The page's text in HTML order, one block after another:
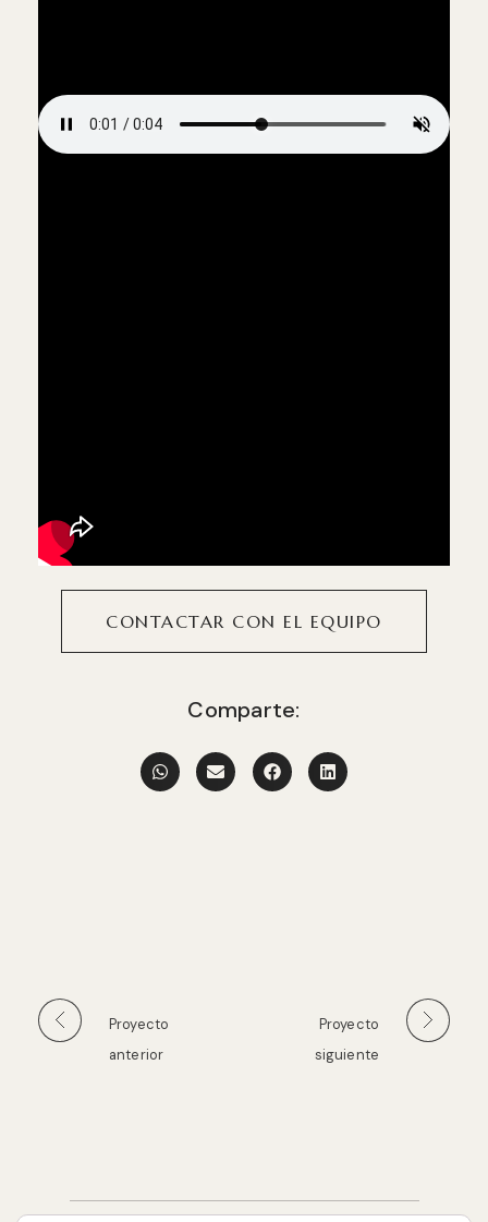
CONTACTAR CON EL EQUIPO
Comparte:
Proyecto
anterior
Proyecto
siguiente